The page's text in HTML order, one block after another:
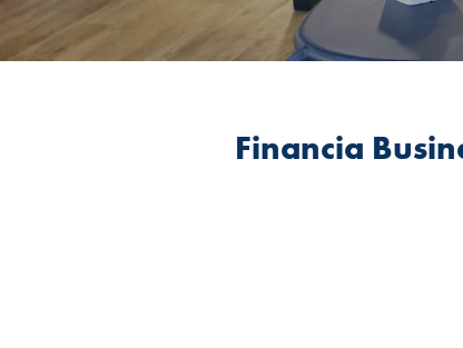
Financia